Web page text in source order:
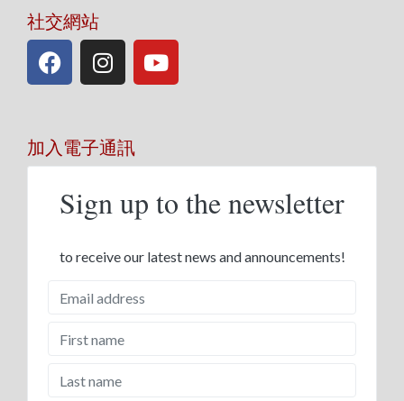
社交網站
加入電子通訊
Sign up to the newsletter
to receive our latest news and announcements!